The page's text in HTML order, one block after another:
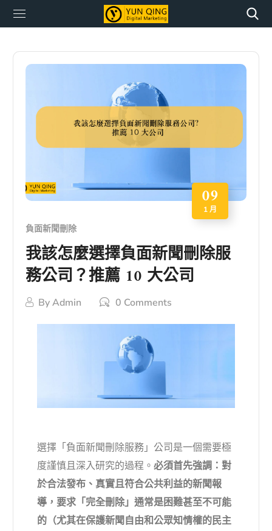
09
1 月
負面新聞刪除
我該怎麼選擇負面新聞刪除服
務公司？推薦 10 大公司
ByAdmin 0 Comments
選擇「負面新聞刪除服務」公司是一個需要極
度謹慎且深入研究的過程。 必須首先強調：對
於合法發布、真實且符合公共利益的新聞報
導，要求「完全刪除」通常是困難甚至不可能
的（尤其在保護新聞自由和公眾知情權的民主